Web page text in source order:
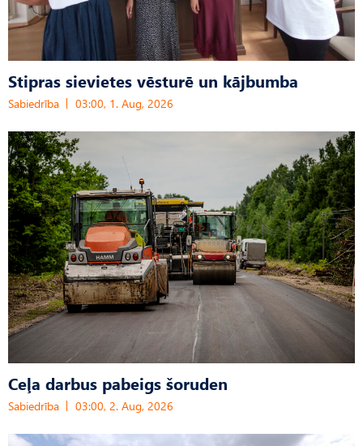
Stipras sievietes vēsturē un kājbumba
Sabiedrība 03:00, 1. Aug, 2026
Ceļa darbus pabeigs šoruden
Sabiedrība 03:00, 2. Aug, 2026